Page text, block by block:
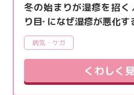
冬の始まりが湿疹を招
り目‐ になぜ湿疹が悪化す
病気・ケガ
くわしく